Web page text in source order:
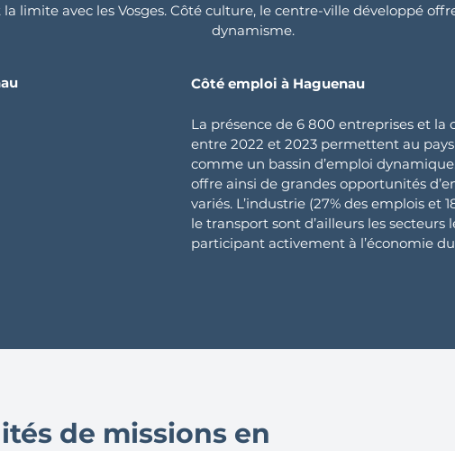
limite avec les Vosges. Côté culture, le centre-ville développé
dynamisme.
Côté emploi à Haguenau
La présence de 6 800 entreprises et la
entre 2022 et 2023 permettent au
comme un bassin d’emploi
offre ainsi de grandes opportunités
variés. L’industrie (27% des emplois et
le transport sont d’ailleurs les secteurs
participant activement à l’économie
de missions en